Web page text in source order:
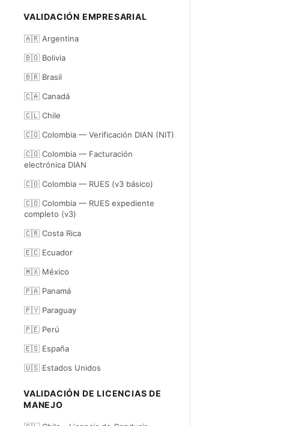
VALIDACIÓN EMPRESARIAL
🇦🇷 Argentina
🇧🇴 Bolivia
🇧🇷 Brasil
🇨🇦 Canadá
🇨🇱 Chile
🇨🇴 Colombia — Verificación DIAN (NIT)
🇨🇴 Colombia — Facturación
electrónica DIAN
🇨🇴 Colombia — RUES (v3 básico)
🇨🇴 Colombia — RUES expediente
completo (v3)
🇨🇷 Costa Rica
🇪🇨 Ecuador
🇲🇽 México
🇵🇦 Panamá
🇵🇾 Paraguay
🇵🇪 Perú
🇪🇸 España
🇺🇸 Estados Unidos
VALIDACIÓN DE LICENCIAS DE
MANEJO